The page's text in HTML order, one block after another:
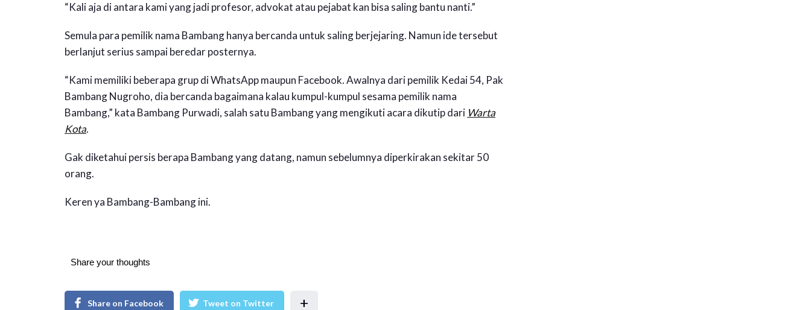
“Kali aja di antara kami yang jadi profesor, advokat atau pejabat kan bisa saling bantu nanti.”
Semula para pemilik nama Bambang hanya bercanda untuk saling berjejaring. Namun ide tersebut
berlanjut serius sampai beredar posternya.
“Kami memiliki beberapa grup di WhatsApp maupun Facebook. Awalnya dari pemilik Kedai 54, Pak
Bambang Nugroho, dia bercanda bagaimana kalau kumpul-kumpul sesama pemilik nama
Bambang,” kata Bambang Purwadi, salah satu Bambang yang mengikuti acara dikutip dari Warta
Kota.
Gak diketahui persis berapa Bambang yang datang, namun sebelumnya diperkirakan sekitar 50
orang.
Keren ya Bambang-Bambang ini.
Share your thoughts
Share on Facebook Tweet on Twitter +